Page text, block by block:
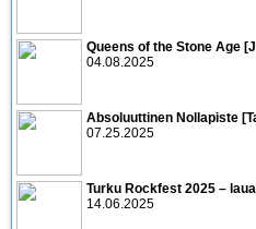
Queens of the Stone Age
04.08.2025
Absoluuttinen Nollapiste
07.25.2025
Turku Rockfest 2025 –
14.06.2025